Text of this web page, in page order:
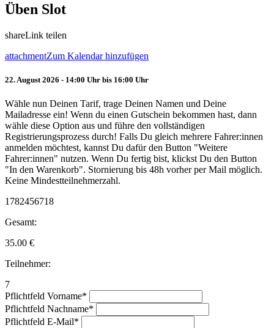
Üben Slot
shareLink teilen
attachmentZum Kalendar hinzufügen
22. August 2026 - 14:00 Uhr bis 16:00 Uhr
Wähle nun Deinen Tarif, trage Deinen Namen und Deine
Mailadresse ein! Wenn du einen Gutschein bekommen hast, dann
wähle diese Option aus und führe den vollständigen
Registrierungsprozess durch! Falls Du gleich mehrere Fahrer:innen
anmelden möchtest, kannst Du dafür den Button "Weitere
Fahrer:innen" nutzen. Wenn Du fertig bist, klickst Du den Button
"In den Warenkorb". Stornierung bis 48h vorher per Mail möglich.
Keine Mindestteilnehmerzahl.
1782456718
Gesamt:
35.00 €
Teilnehmer:
7
Pflichtfeld Vorname*
Pflichtfeld Nachname*
Pflichtfeld E-Mail*